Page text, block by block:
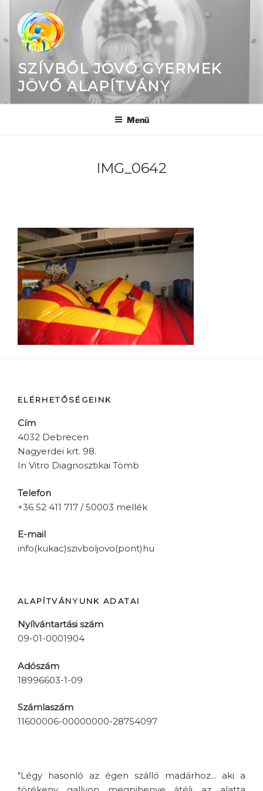
SZÍVBŐL JÖVŐ GYERMEK
JÖVŐ ALAPÍTVÁNY
Menü
IMG_0642
ELÉRHETŐSÉGEINK
Cím
4032 Debrecen
Nagyerdei krt. 98.
In Vitro Diagnosztikai Tömb
Telefon
+36 52 411 717 / 50003 mellék
E-mail
info(kukac)szivboljovo(pont)hu
ALAPÍTVÁNYUNK ADATAI
Nyílvántartási szám
09-01-0001904
Adószám
18996603-1-09
Számlaszám
11600006-00000000-28754097
"Légy hasonló az égen szálló madárhoz... aki a